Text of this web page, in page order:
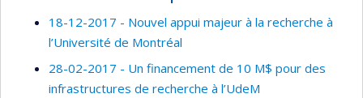
18-12-2017 - Nouvel appui majeur à la recherche à
l’Université de Montréal
28-02-2017 - Un financement de 10 M$ pour des
infrastructures de recherche à l’UdeM